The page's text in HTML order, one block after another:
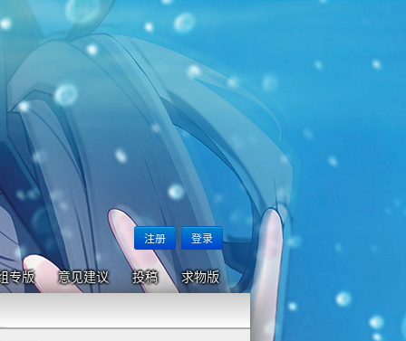
注册 登录
专版 意见建议 投稿 求物版